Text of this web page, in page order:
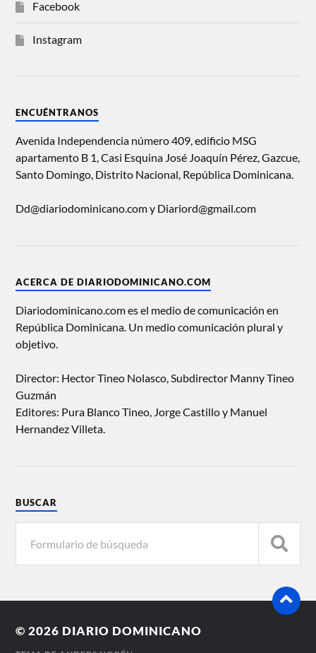
Facebook
Instagram
ENCUÉNTRANOS
Avenida Independencia número 409, edificio MSG
apartamento B 1, Casi Esquina José Joaquín Pérez, Gazcue,
Santo Domingo, Distrito Nacional, República Dominicana.
Dd@diariodominicano.com y Diariord@gmail.com
ACERCA DE DIARIODOMINICANO.COM
Diariodominicano.com es el medio de comunicación en
República Dominicana. Un medio comunicación plural y
objetivo.
Director: Hector Tineo Nolasco, Subdirector Manny Tineo
Guzmán
Editores: Pura Blanco Tineo, Jorge Castillo y Manuel
Hernandez Villeta.
BUSCAR
© 2026 DIARIO DOMINICANO